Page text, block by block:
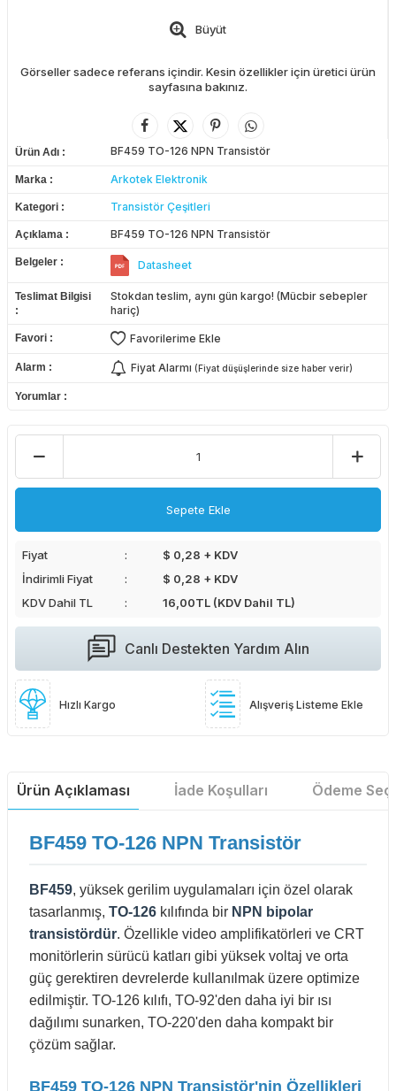
Büyüt
Görseller sadece referans içindir. Kesin özellikler için üretici ürün
sayfasına bakınız.
Ürün Adı BF459 TO-126 NPN Transistör
Marka Arkotek Elektronik
Kategori Transistör Çeşitleri
Açıklama BF459 TO-126 NPN Transistör
Belgeler Datasheet
Teslimat Bilgisi
Stokdan teslim, aynı gün kargo! (Mücbir sebepler
hariç)
Favori Favorilerime Ekle
Alarm Fiyat Alarmı (Fiyat düşüşlerinde size haber verir)
Yorumlar
Sepete Ekle
Fiyat
$ 0,28 + KDV
İndirimli Fiyat
$ 0,28 + KDV
KDV Dahil TL
16,00TL (KDV Dahil TL)
Canlı Destekten Yardım Alın
Hızlı Kargo Alışveriş Listeme Ekle
Ürün Açıklaması İade Koşulları Ödeme
BF459 TO-126 NPN Transistör
BF459, yüksek gerilim uygulamaları için özel olarak
tasarlanmış, TO-126 kılıfında bir NPN bipolar
transistördür. Özellikle video amplifikatörleri ve CRT
monitörlerin sürücü katları gibi yüksek voltaj ve orta
güç gerektiren devrelerde kullanılmak üzere optimize
edilmiştir. TO-126 kılıfı, TO-92'den daha iyi bir ısı
dağılımı sunarken, TO-220'den daha kompakt bir
çözüm sağlar.
BF459 TO-126 NPN Transistör'nin Özellikleri